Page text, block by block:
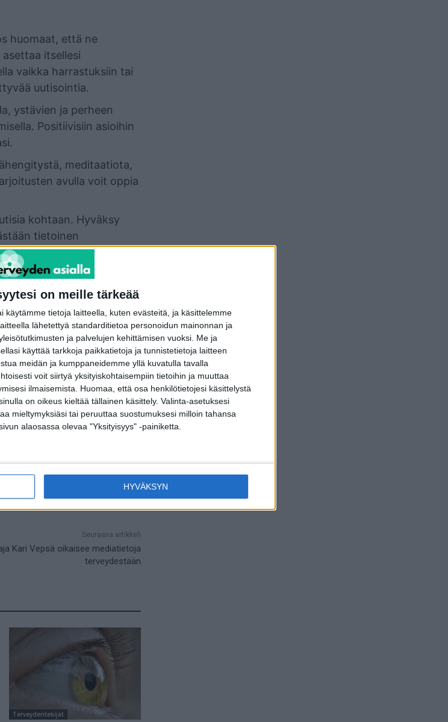
on meille tärkeää
käytämme tietoja laitteella, kuten evästeitä, ja käsittelemme
lähetettyä standarditietoa personoidun mainonnan ja
ja palvelujen kehittämisen vuoksi. Me ja
käyttää tarkkoja paikkatietoja ja tunnistetietoja laitteen
meidän ja kumppaneidemme yllä kuvatulla tavalla
voit siirtyä yksityiskohtaisempiin tietoihin ja muuttaa
ilmaisemista.
Huomaa, että osa henkilötietojesi käsittelystä
on oikeus kieltää tällainen käsittely. Valinta-asetuksesi
mieltymyksiäsi tai peruuttaa suostumuksesi milloin tahansa
alaosassa olevaa "Yksityisyys" -painiketta.
HYVÄKSYN
huomaat, että ne
itsellesi
vaikka harrastuksiin tai
uutisointia.
ystävien ja perheen
Positiivisiin asioihin
meditaatiota,
avulla voit oppia
kohtaan. Hyväksy
tietoinen
tai
sinua jatkuvasti,
ja työkaluja
ruokavaliosta
kunnossa voi auttaa
stressiin.
Seuraava artikkeli
Kari Vepsä oikaisee mediatietoja
terveydestään
Terveydentekijät